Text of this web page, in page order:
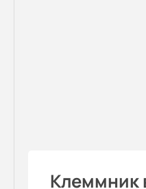
Клеммник